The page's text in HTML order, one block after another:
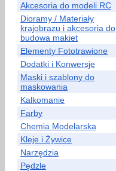
Akcesoria do modeli RC
Dioramy / Materiały
krajobrazu i akcesoria do
budowa makiet
Elementy Fototrawione
Dodatki i Konwersje
Maski i szablony do
maskowania
Kalkomanie
Farby
Chemia Modelarska
Kleje i Żywice
Narzędzia
Pędzle